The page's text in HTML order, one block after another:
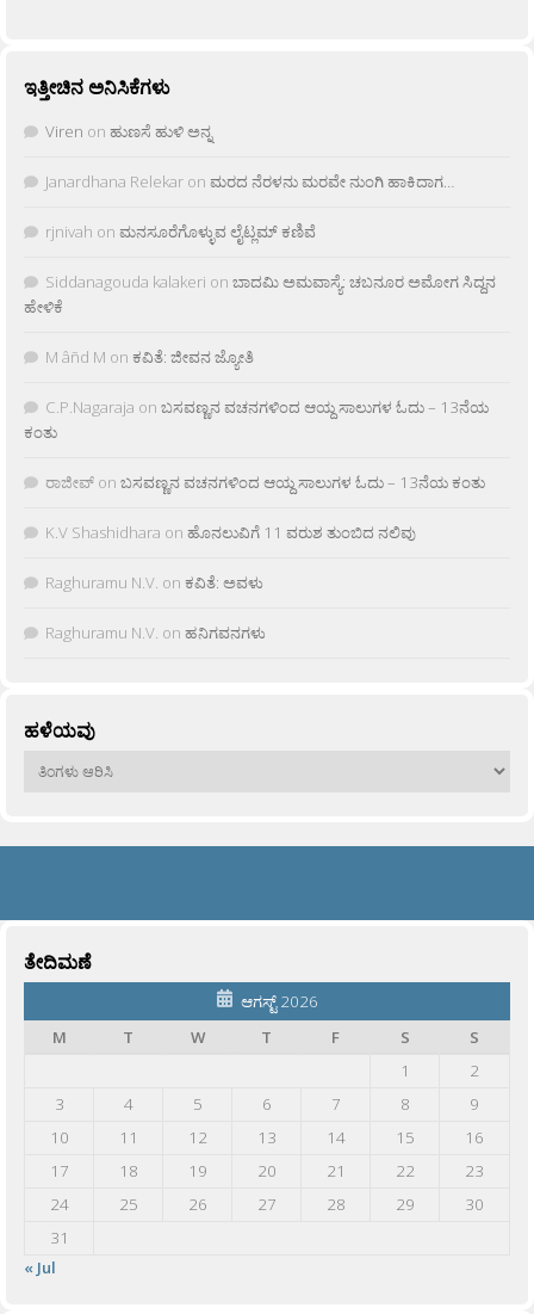
ಇತ್ತೀಚಿನ ಅನಿಸಿಕೆಗಳು
Viren on ಹುಣಸೆ ಹುಳಿ ಅನ್ನ
Janardhana Relekar on ಮರದ ನೆರಳನು ಮರವೇ ನುಂಗಿ ಹಾಕಿದಾಗ…
rjnivah on ಮನಸೂರೆಗೊಳ್ಳುವ ಲೈಟ್ಲಮ್ ಕಣಿವೆ
Siddanagouda kalakeri on ಬಾದಮಿ ಅಮವಾಸ್ಯೆ: ಚಬನೂರ ಅಮೋಗ ಸಿದ್ದನ
ಹೇಳಿಕೆ
M âñd M on ಕವಿತೆ: ಜೀವನ ಜ್ಯೋತಿ
C.P.Nagaraja on ಬಸವಣ್ಣನ ವಚನಗಳಿಂದ ಆಯ್ದ ಸಾಲುಗಳ ಓದು – 13ನೆಯ
ಕಂತು
ರಾಜೀವ್ on ಬಸವಣ್ಣನ ವಚನಗಳಿಂದ ಆಯ್ದ ಸಾಲುಗಳ ಓದು – 13ನೆಯ ಕಂತು
K.V Shashidhara on ಹೊನಲುವಿಗೆ 11 ವರುಶ ತುಂಬಿದ ನಲಿವು
Raghuramu N.V. on ಕವಿತೆ: ಅವಳು
Raghuramu N.V. on ಹನಿಗವನಗಳು
ಹಳೆಯವು
ಹಳೆಯವು
ತೇದಿಮಣೆ
ಆಗಸ್ಟ್ 2026
M
T W T F S
S
1
2
3
4 5 6 7 8
9
10
11 12 13 14 15
16
17
18 19 20 21 22
23
24
25 26 27 28 29
30
31
« Jul